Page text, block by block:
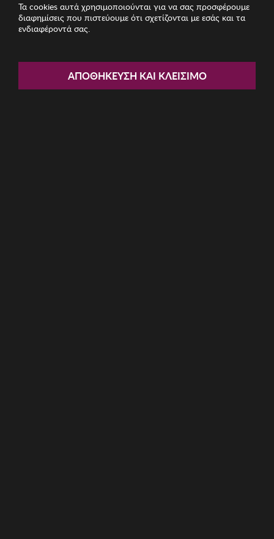
Γυναικεία Γυαλιά Ηλίου Emily
Τα cookies αυτά χρησιμοποιούνται για να σας προσφέρουμε
διαφημίσεις που πιστεύουμε ότι σχετίζονται με εσάς και τα
ενδιαφέροντά σας.
ΑΠΟΘΉΚΕΥΣΗ ΚΑΙ ΚΛΕΊΣΙΜΟ